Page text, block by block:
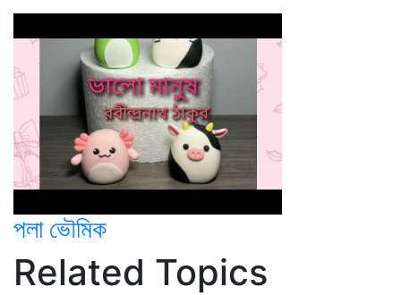
পলা ভৌমিক
Related Topics